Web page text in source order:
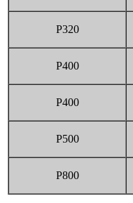
P320
P400
P400
P500
P800